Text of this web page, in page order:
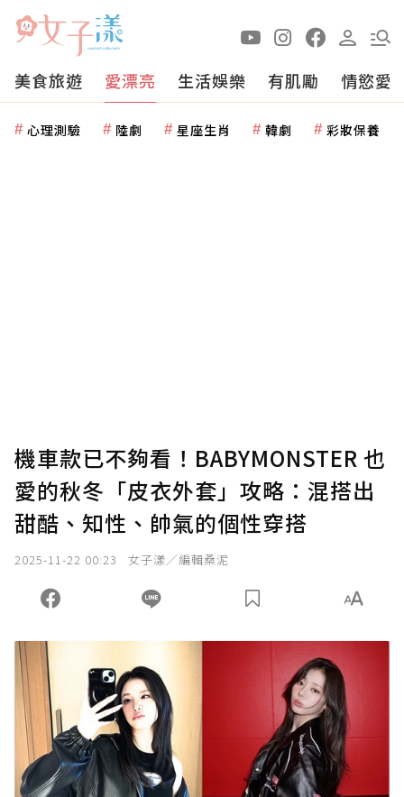
美食旅遊 愛漂亮 生活娛樂 有肌勵 情慾愛
心理測驗 陸劇 星座生肖 韓劇 彩妝保養
機車款已不夠看！BABYMONSTER 也
愛的秋冬「皮衣外套」攻略：混搭出
甜酷、知性、帥氣的個性穿搭
2025-11-22 00:23 女子漾／編輯桑泥